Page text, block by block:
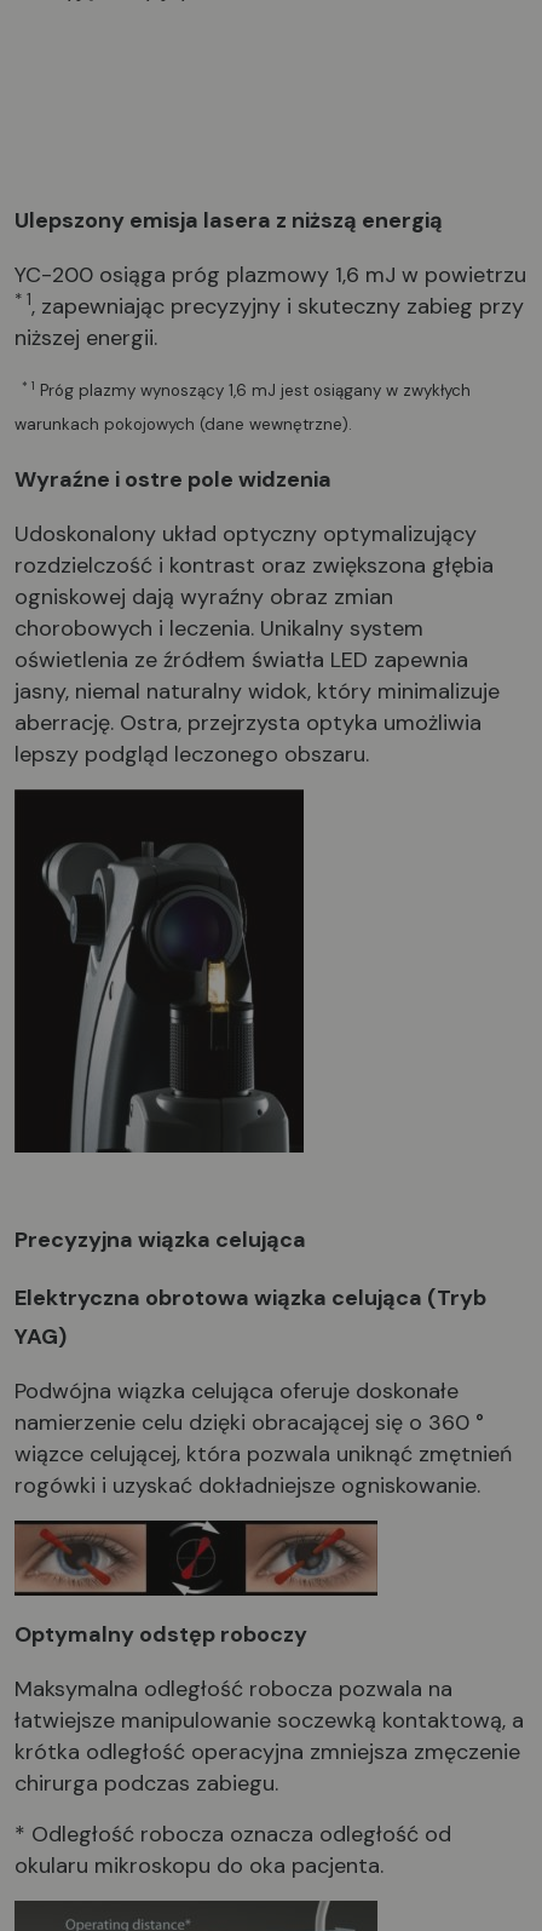
Ulepszony emisja lasera z niższą energią
YC-200 osiąga próg plazmowy 1,6 mJ w powietrzu
* 1, zapewniając precyzyjny i skuteczny zabieg przy
niższej energii.
* 1 Próg plazmy wynoszący 1,6 mJ jest osiągany w zwykłych
warunkach pokojowych (dane wewnętrzne).
Wyraźne i ostre pole widzenia
Udoskonalony układ optyczny optymalizujący
rozdzielczość i kontrast oraz zwiększona głębia
ogniskowej dają wyraźny obraz zmian
chorobowych i leczenia. Unikalny system
oświetlenia ze źródłem światła LED zapewnia
jasny, niemal naturalny widok, który minimalizuje
aberrację. Ostra, przejrzysta optyka umożliwia
lepszy podgląd leczonego obszaru.
Precyzyjna wiązka celująca
Elektryczna obrotowa wiązka celująca (Tryb
YAG)
Podwójna wiązka celująca oferuje doskonałe
namierzenie celu dzięki obracającej się o 360 °
wiązce celującej, która pozwala uniknąć zmętnień
rogówki i uzyskać dokładniejsze ogniskowanie.
Optymalny odstęp roboczy
Maksymalna odległość robocza pozwala na
łatwiejsze manipulowanie soczewką kontaktową, a
krótka odległość operacyjna zmniejsza zmęczenie
chirurga podczas zabiegu.
* Odległość robocza oznacza odległość od
okularu mikroskopu do oka pacjenta.